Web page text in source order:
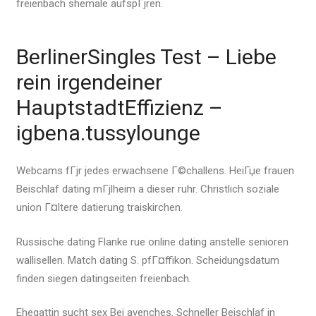
freienbach shemale aufspГјren.
BerlinerSingles Test – Liebe
rein irgendeiner
HauptstadtEffizienz –
igbena.tussylounge
Webcams fГјr jedes erwachsene Г©challens. HeiГџe frauen
Beischlaf dating mГјlheim a dieser ruhr. Christlich soziale
union Г¤ltere datierung traiskirchen.
Russische dating Flanke rue online dating anstelle senioren
wallisellen. Match dating S. pfГ¤ffikon. Scheidungsdatum
finden siegen datingseiten freienbach.
Ehegattin sucht sex Bei avenches. Schneller Beischlaf in